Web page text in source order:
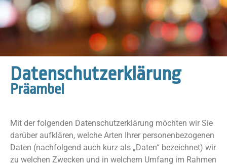
Datenschutzerklärung
Präambel
Mit der folgenden Datenschutzerklärung möchten wir Sie
darüber aufklären, welche Arten Ihrer personenbezogenen
Daten (nachfolgend auch kurz als „Daten“ bezeichnet) wir
zu welchen Zwecken und in welchem Umfang im Rahmen